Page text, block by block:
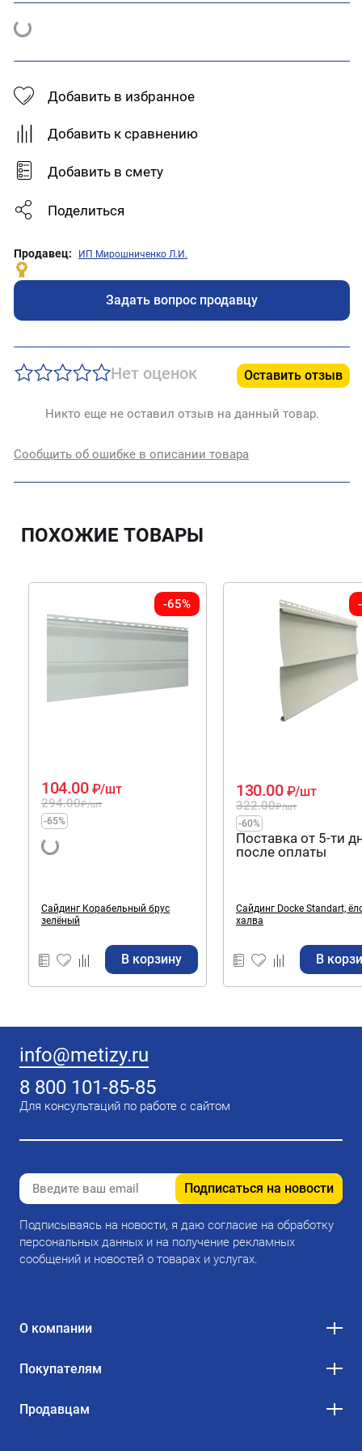
Добавить в избранное
Добавить к сравнению
Добавить в смету
Поделиться
Продавец: ИП Мирошниченко Л.И.
Задать вопрос продавцу
Нет оценок Оставить отзыв
Никто еще не оставил отзыв на данный товар.
Сообщить об ошибке в описании товара
ПОХОЖИЕ ТОВАРЫ
-65%
294.00₽/шт
104.00 ₽/шт
-65%
Сайдинг Корабельный брус
зелёный
В корзину
322.00₽/шт
130.00 ₽/шт
-60%
Поставка от 5-ти
после оплаты
Сайдинг Docke Standart,
халва
В
info@metizy.ru
8 800 101-85-85
Для консультаций по работе с сайтом
Подписаться на новости
Подписываясь на новости, я даю согласие на обработку
персональных данных и на получение рекламных
сообщений и новостей о товарах и услугах.
О компании
Покупателям
Продавцам